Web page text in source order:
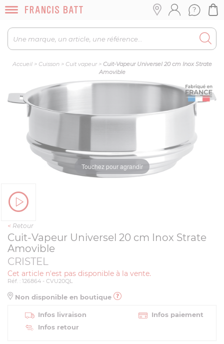
Accueil> Cuisson> Cuit vapeur> Cuit-Vapeur Universel 20 cm Inox Strate
Amovible
Touchez pour agrandir
< Retour
Cuit-Vapeur Universel 20 cm Inox Strate
Amovible
CRISTEL
Cet article n'est pas disponible à la vente.
Réf. : 126864 - CVU20QL
Non disponible en boutique
Infos livraison
Infos paiement
Infos retour